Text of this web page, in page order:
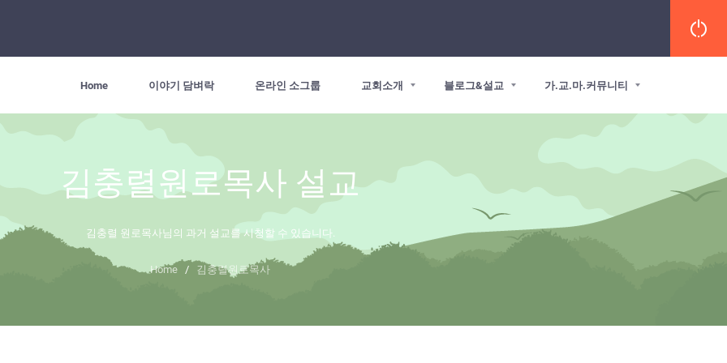
Home 이야기 담벼락 온라인 소그룹 교회소개 블로그&설교 가.교.마.커뮤니티
김충렬원로목사 설교
김충렬 원로목사님의 과거 설교를 시청할 수 있습니다.
Home / 김충렬원로목사